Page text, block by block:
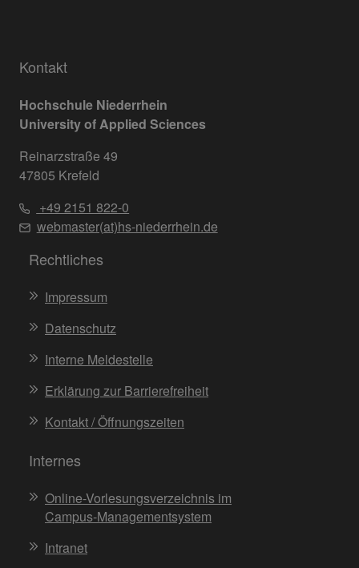
Kontakt
Hochschule Niederrhein
University of Applied Sciences
Reinarzstraße 49
47805 Krefeld
+49 2151 822-0
webmaster(at)hs-niederrhein.de
Rechtliches
Impressum
Datenschutz
Interne Meldestelle
Erklärung zur Barrierefreiheit
Kontakt / Öffnungszeiten
Internes
Online-Vorlesungsverzeichnis im
Campus-Managementsystem
Intranet